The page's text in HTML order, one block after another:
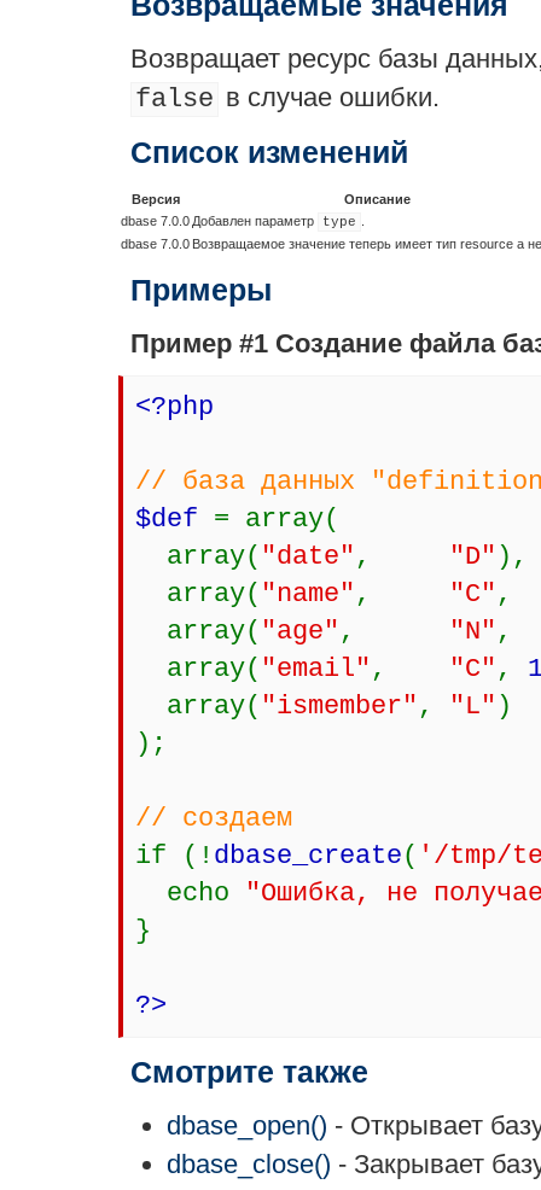
Возвращает ресурс базы
false в случае ошибки.
Список изменений
Версия
Описание
dbase 7.0.0 Добавлен параметр type
dbase 7.0.0 Возвращаемое значение теперь имеет тип resource а
Примеры
Пример #1 Создание файла
<?php
// база данных
$def = array(
array( "date" , "D" ),
array( "name" , "C"
array( "age" , "N"
array( "email" , "C" ,
array( "ismember" , "L" )
);
// создаем
if (! dbase_create( '/tmp/
echo
"Ошибка, не
}
?>
Смотрите также
dbase_open() - Открывает
dbase_close() - Закрывает